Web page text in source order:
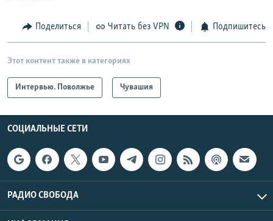
Поделиться Читать без VPN Подпишитесь
Этот контент также в категориях
Интервью. Поволжье Чувашия
СОЦИАЛЬНЫЕ СЕТИ
РАДИО СВОБОДА